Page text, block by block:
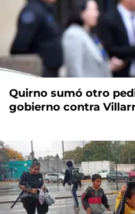
Quirno sumó otro
gobierno contra